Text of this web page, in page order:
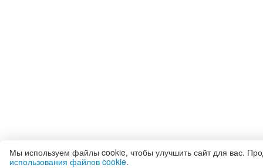
Мы используем файлы cookie, чтобы улучшить сайт для вас.
использования файлов cookie.